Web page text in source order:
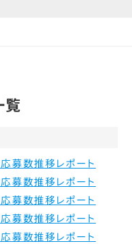
覧
募数推移レポート
募数推移レポート
募数推移レポート
募数推移レポート
募数推移レポート